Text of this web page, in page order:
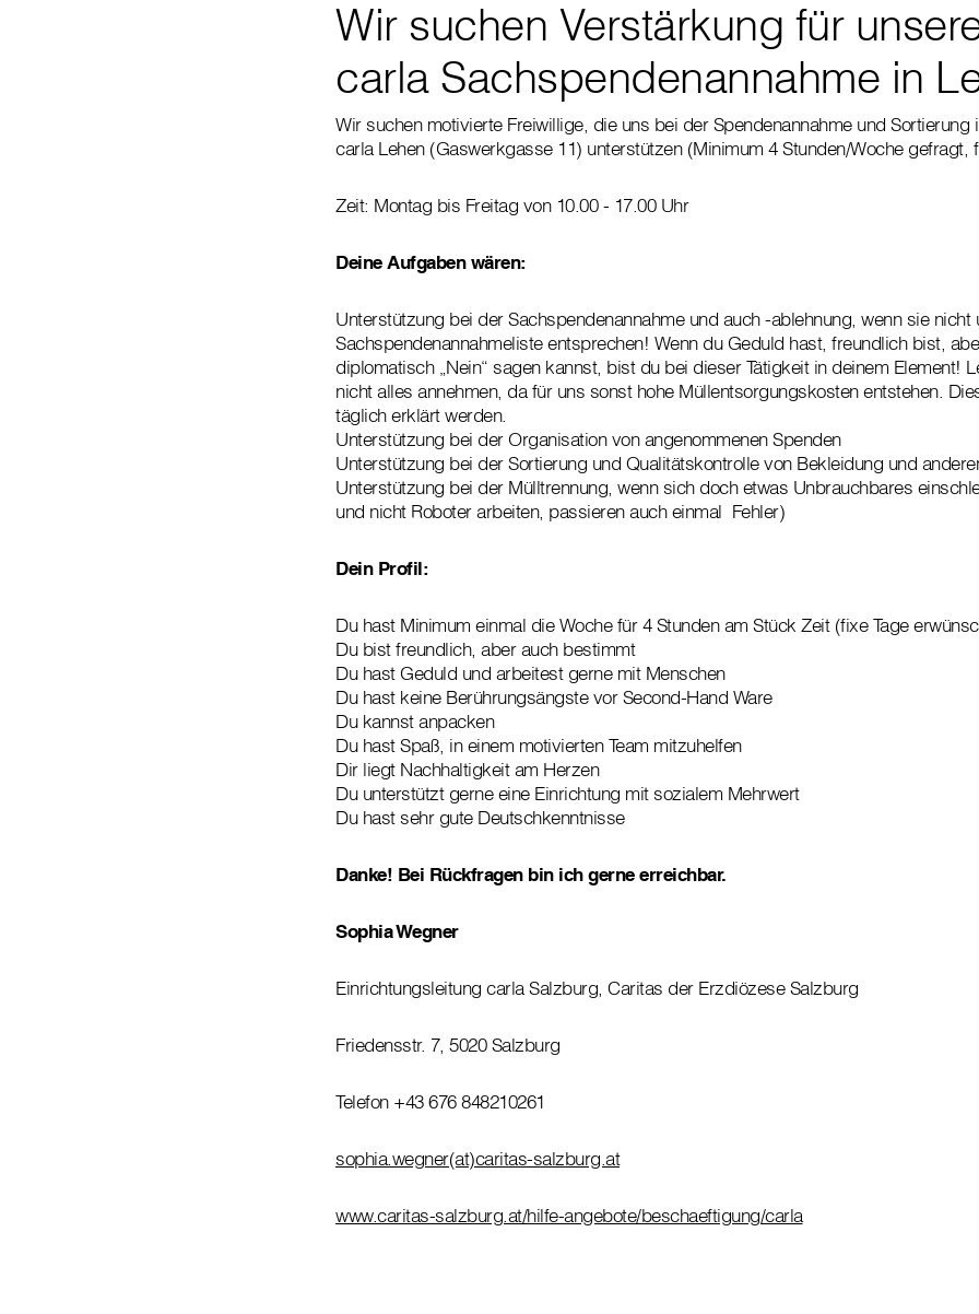
Wir suchen Verstärkung für
carla Sachspendenannahme in
Wir suchen motivierte Freiwillige, die uns bei der Spendenannahme und Sortierung
carla Lehen (Gaswerkgasse 11) unterstützen (Minimum 4 Stunden/Woche gefragt,
Zeit: Montag bis Freitag von 10.00 - 17.00 Uhr
Deine Aufgaben wären:
Unterstützung bei der Sachspendenannahme und auch -ablehnung, wenn sie nicht
Sachspendenannahmeliste entsprechen! Wenn du Geduld hast, freundlich bist,
diplomatisch „Nein“ sagen kannst, bist du bei dieser Tätigkeit in deinem Element!
nicht alles annehmen, da für uns sonst hohe Müllentsorgungskosten entstehen.
täglich erklärt werden.
Unterstützung bei der Organisation von angenommenen Spenden
Unterstützung bei der Sortierung und Qualitätskontrolle von Bekleidung und
Unterstützung bei der Mülltrennung, wenn sich doch etwas Unbrauchbares
und nicht Roboter arbeiten, passieren auch einmal Fehler)
Dein Profil:
Du hast Minimum einmal die Woche für 4 Stunden am Stück Zeit (fixe Tage
Du bist freundlich, aber auch bestimmt
Du hast Geduld und arbeitest gerne mit Menschen
Du hast keine Berührungsängste vor Second-Hand Ware
Du kannst anpacken
Du hast Spaß, in einem motivierten Team mitzuhelfen
Dir liegt Nachhaltigkeit am Herzen
Du unterstützt gerne eine Einrichtung mit sozialem Mehrwert
Du hast sehr gute Deutschkenntnisse
Danke! Bei Rückfragen bin ich gerne erreichbar.
Sophia Wegner
Einrichtungsleitung carla Salzburg, Caritas der Erzdiözese Salzburg
Friedensstr. 7, 5020 Salzburg
Telefon +43 676 848210261
sophia.wegner(at)caritas-salzburg.at
www.caritas-salzburg.at/hilfe-angebote/beschaeftigung/carla